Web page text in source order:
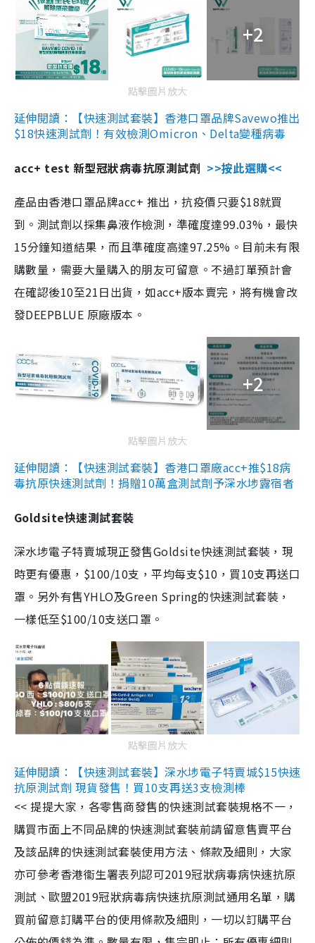
+2
點擊圖片放大
延伸閱讀：【快速測試套裝】香港口罩品牌Savewo推出
$18快速測試劑！有效檢測Omicron、Delta變種病毒
acc+ test 新型冠狀病毒抗原測試劑 >>按此選購<<
產品由香港口罩品牌acc+ 推出，抗疫價只要$18就買
到。測試劑以採集鼻液作檢測，準確度達99.03%，最快
15分鐘知道結果，而且準確度高達97.25%。目前未有限
購數量，需要大量購入的朋友可留意。不過訂單預計會
在確認後10至21日出貨，如acc+版本賣完，將有機會改
發DEEPBLUE 原廠版本。
+2
點擊圖片放大
延伸閱讀：【快速測試套裝】香港口罩廠acc+推$18病
毒抗原快速測試劑！捐贈10萬盒測試劑予深水埗露宿者
Goldsite快速測試套裝
深水埗電子特賣城現正發售Goldsite快速測試套裝，現
時更有優惠，$100/10支，平均每支$10，買10支再送口
罩。另外有售YHLO及Green Spring的快速測試套裝，
一樣低至$100/10支送口罩。
點擊圖片放大
延伸閱讀：【快速測試套裝】深水埗電子特賣城$15快速
抗原測試劑 現貨發售！買10支再送3支檢測棒
<< 提提大家，各零售商發售的快速測試套裝規格不一，
購買市面上不同品牌的快速測試套裝前請留意售賣平台
及該品牌的快速測試套裝使用方法、條款及細則，大家
亦可參考香港衞生署表列認可2019冠狀病毒病快速抗原
測試、歐盟2019冠狀病毒病快速抗原測試通用名單，購
買前留意訂購平台的使用條款及細則，一切以訂購平台